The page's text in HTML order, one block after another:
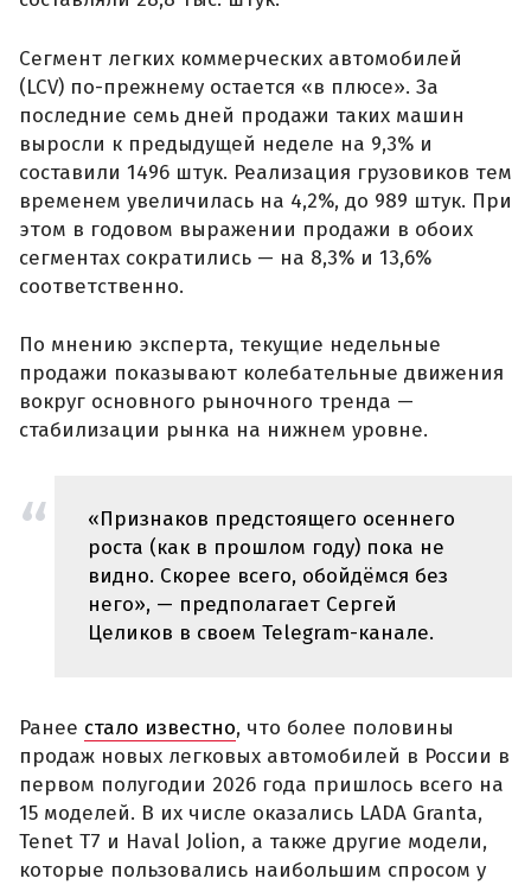
Сегмент легких коммерческих автомобилей
(LCV) по-прежнему остается «в плюсе». За
последние семь дней продажи таких машин
выросли к предыдущей неделе на 9,3% и
составили 1496 штук. Реализация грузовиков тем
временем увеличилась на 4,2%, до 989 штук. При
этом в годовом выражении продажи в обоих
сегментах сократились — на 8,3% и 13,6%
соответственно.
По мнению эксперта, текущие недельные
продажи показывают колебательные движения
вокруг основного рыночного тренда —
стабилизации рынка на нижнем уровне.
«Признаков предстоящего осеннего
роста (как в прошлом году) пока не
видно. Скорее всего, обойдёмся без
него», — предполагает Сергей
Целиков в своем Telegram-канале.
Ранее стало известно, что более половины
продаж новых легковых автомобилей в России в
первом полугодии 2026 года пришлось всего на
15 моделей. В их числе оказались LADA Granta,
Tenet T7 и Haval Jolion, а также другие модели,
которые пользовались наибольшим спросом у